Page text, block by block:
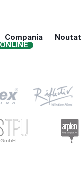
Compania
ONLINE